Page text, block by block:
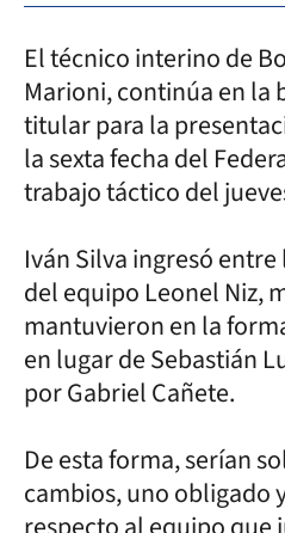
El técnico interino de
Marioni, continúa en la
titular para la
la sexta fecha del
trabajo táctico del
Iván Silva ingresó
del equipo Leonel Niz,
mantuvieron en la
en lugar de Sebastián
por Gabriel Cañete.
De esta forma, serían
cambios, uno obligado